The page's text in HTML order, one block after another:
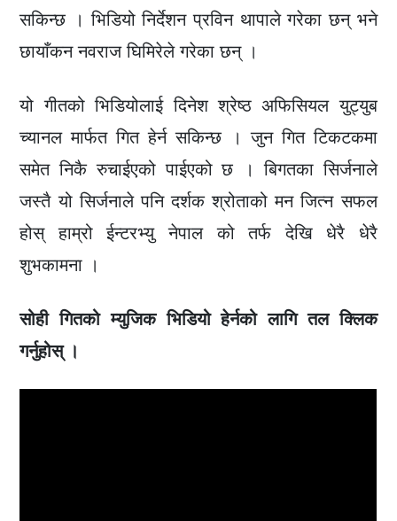
सकिन्छ । भिडियो निर्देशन प्रविन थापाले गरेका छन् भने
छायाँकन नवराज घिमिरेले गरेका छन् ।
यो गीतको भिडियोलाई दिनेश श्रेष्ठ अफिसियल युट्युब
च्यानल मार्फत गित हेर्न सकिन्छ । जुन गित टिकटकमा
समेत निकै रुचाईएको पाईएको छ । बिगतका सिर्जनाले
जस्तै यो सिर्जनाले पनि दर्शक श्रोताको मन जित्न सफल
होस् हाम्रो ईन्टरभ्यु नेपाल को तर्फ देखि धेरै धेरै
शुभकामना ।
सोही गितको म्युजिक भिडियो हेर्नको लागि तल क्लिक
गर्नुहोस् ।